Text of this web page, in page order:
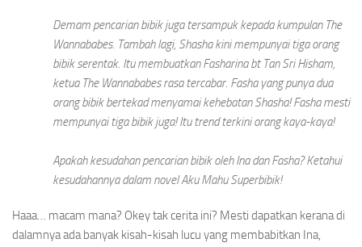
Demam pencarian bibik juga tersampuk kepada kumpulan The
Wannababes. Tambah lagi, Shasha kini mempunyai tiga orang
bibik serentak. Itu membuatkan Fasharina bt Tan Sri Hisham,
ketua The Wannababesrasa tercabar. Fasha yang punya dua
orang bibik bertekad menyamai kehebatan Shasha! Fasha mesti
mempunyai tiga bibik juga! Itu trend terkini orang kaya-kaya!
Apakah kesudahan pencarian bibik oleh Ina dan Fasha? Ketahui
kesudahannya dalam novel Aku Mahu Superbibik!
Haaa… macam mana? Okey tak cerita ini? Mesti dapatkan kerana di
dalamnya ada banyak kisah-kisah lucu yang membabitkan Ina,